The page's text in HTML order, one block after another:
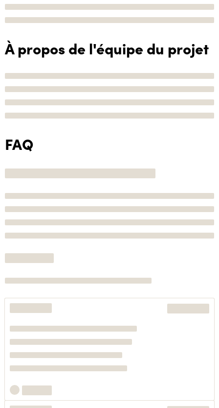
À propos de l'équipe du projet
FAQ